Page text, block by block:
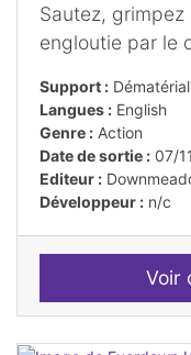
Sautez,
engloutie par le
Support :
Langues : English
Genre : Action
Date de sortie : 07/
Editeur :
Développeur : n/c
Voir